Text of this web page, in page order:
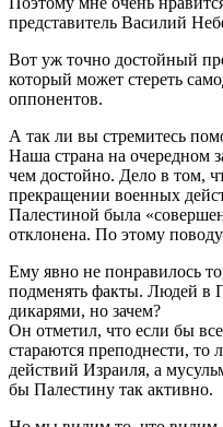
представитель Василий
Вот уж точно достойный
который может стереть
оппонентов.
А так ли вы стремитесь
Наша страна на очередном
чем достойно. Дело в том,
прекращении военных
Палестиной была
отклонена. По этому
Ему явно не понравилось
подменять факты. Людей в
дикарями, но зачем?
Он отметил, что если бы
стараются преподнести, то
действий Израиля, а
бы Палестину так активно.